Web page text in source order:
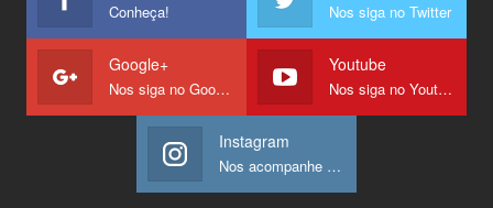
Conheça! Nos siga no Twitter
Google+
Nos siga no Google +
Youtube
Nos siga no Youtube
Instagram
Nos acompanhe no Instagram